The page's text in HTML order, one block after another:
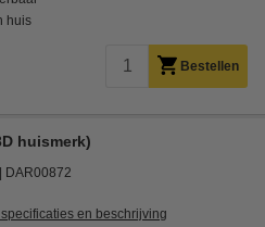
huis
Bestellen
huismerk)
DAR00872
en beschrijving